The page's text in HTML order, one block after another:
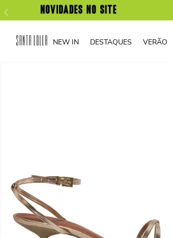
NEW IN DESTAQUES VERÃO